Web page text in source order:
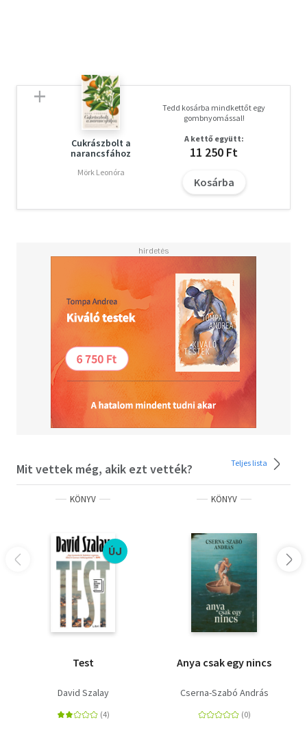
vékony szőrszál látszik az ellenfényben.
Nincs szebb a teremtésben a táncoló fiúnál."
Tompa Andrea (1971) Kolozsváron született. Budapesten
Olvasd el mások véleményét is!
Cukrászbolt a
narancsfához
Mörk Leonóra
Tedd kosárba mindkettőt egy
gombnyomással!
A kettő együtt:
11 250 Ft
Kosárba
Mit vettek még, akik ezt vették? Teljes lista
KÖNYV
ÚJ
Test
David Szalay
KÖNYV
Anya csak egy nincs
Cserna-Szabó András